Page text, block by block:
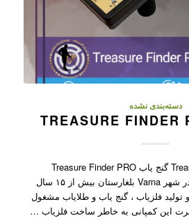
دسته‌بندی نشده
گنج یاب Treasure Finder PRO گنج یاب Treasure Finder PRO
کمپانی Delta Pulse واقع در شهر Varna بلغارستان بیش از ۱۵ سال
فلزیاب ، گنج یاب و طلایاب مشغول
این کمپانی به خاطر ساخت فلزیاب …